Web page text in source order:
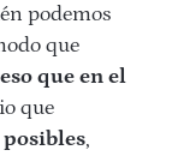
podemos
que
que en el
que
,